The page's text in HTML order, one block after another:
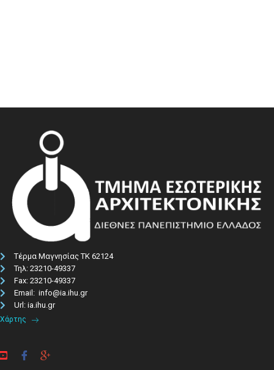
Τέρμα Μαγνησίας ΤΚ 62124
Τηλ: 23210-49337​
Fax: 23210-49337
Email: info@ia.ihu.gr
Url: ia.ihu.gr
Χάρτης